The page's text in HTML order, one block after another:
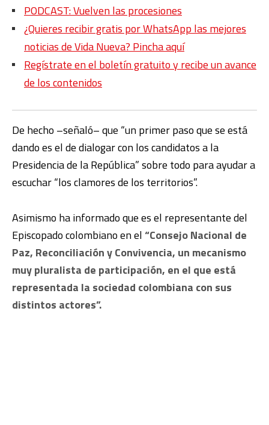
PODCAST: Vuelven las procesiones
¿Quieres recibir gratis por WhatsApp las mejores
noticias de Vida Nueva? Pincha aquí
Regístrate en el boletín gratuito y recibe un avance
de los contenidos
De hecho ­–señaló– que “un primer paso que se está
dando es el de dialogar con los candidatos a la
Presidencia de la República” sobre todo para ayudar a
escuchar “los clamores de los territorios”.
Asimismo ha informado que es el representante del
Episcopado colombiano en el“Consejo Nacional de
Paz, Reconciliación y Convivencia, un mecanismo
muy pluralista de participación, en el que está
representada la sociedad colombiana con sus
distintos actores”.